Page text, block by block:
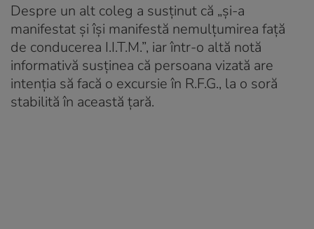
Despre un alt coleg a susținut că „și-a
manifestat și își manifestă nemulțumirea față
de conducerea I.I.T.M.”, iar într-o altă notă
informativă susținea că persoana vizată are
intenția să facă o excursie în R.F.G., la o soră
stabilită în această țară.